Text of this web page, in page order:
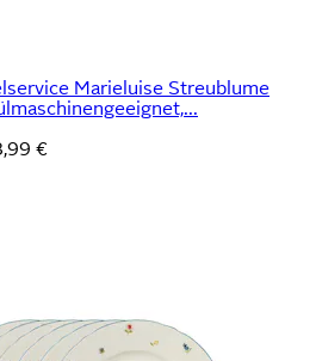
Marieluise Streublume
€